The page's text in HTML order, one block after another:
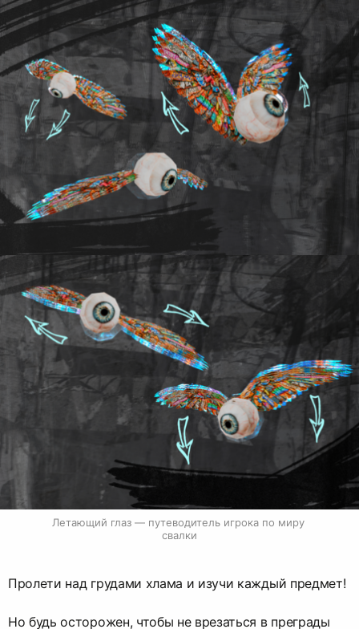
Летающий глаз — путеводитель игрока по миру
свалки
Пролети над грудами хлама и изучи каждый предмет!
Но будь осторожен, чтобы не врезаться в преграды